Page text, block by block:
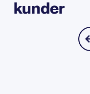
kunder